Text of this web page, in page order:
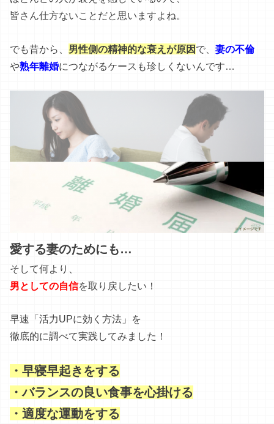
皆さん仕方ないことだと思いますよね。
でも昔から、 男性側の精神的な衰えが原因 で、妻の不倫
や熟年離婚につながるケースも珍しくないんです…
愛する妻のためにも…
そして何より、
男としての自信を取り戻したい！
早速「活力UPに効く方法」を
徹底的に調べて実践してみました！
・早寝早起きをする
・バランスの良い食事を心掛ける
・適度な運動をする